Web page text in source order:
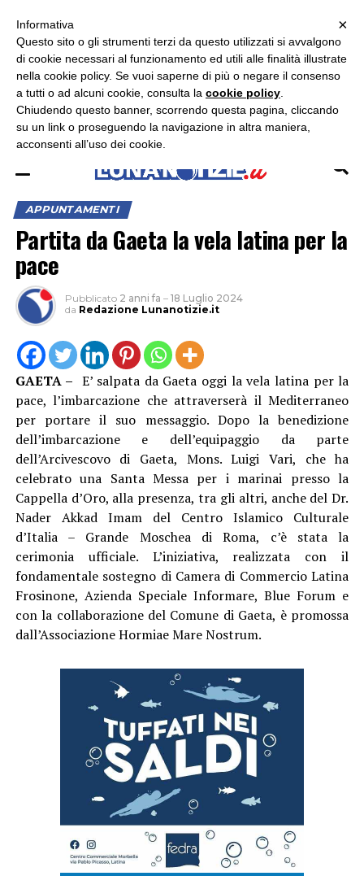
ASCOLTA RADIO LUNA
APPUNTAMENTI
Partita da Gaeta la vela latina per la
pace
Pubblicato 2 anni fa – 18 Luglio 2024
da Redazione Lunanotizie.it
GAETA – E’ salpata da Gaeta oggi la vela latina per la
pace, l’imbarcazione che attraverserà il Mediterraneo
per portare il suo messaggio. Dopo la benedizione
dell’imbarcazione e dell’equipaggio da parte
dell’Arcivescovo di Gaeta, Mons. Luigi Vari, che ha
celebrato una Santa Messa per i marinai presso la
Cappella d’Oro, alla presenza, tra gli altri, anche del Dr.
Nader Akkad Imam del Centro Islamico Culturale
d’Italia – Grande Moschea di Roma, c’è stata la
cerimonia ufficiale. L’iniziativa, realizzata con il
fondamentale sostegno di Camera di Commercio Latina
Frosinone, Azienda Speciale Informare, Blue Forum e
con la collaborazione del Comune di Gaeta, è promossa
dall’Associazione Hormiae Mare Nostrum.
×
×
Informativa
Questo sito o gli strumenti terzi da questo utilizzati si avvalgono
di cookie necessari al funzionamento ed utili alle finalità illustrate
nella cookie policy. Se vuoi saperne di più o negare il consenso
a tutti o ad alcuni cookie, consulta la cookie policy
Chiudendo questo banner, scorrendo questa pagina, cliccando
su un link o proseguendo la navigazione in altra maniera,
acconsenti all’uso dei cookie.